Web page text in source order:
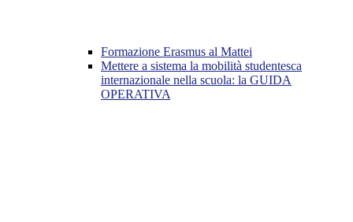
Formazione Erasmus al Mattei
Mettere a sistema la mobilità studentesca
internazionale nella scuola: la GUIDA
OPERATIVA